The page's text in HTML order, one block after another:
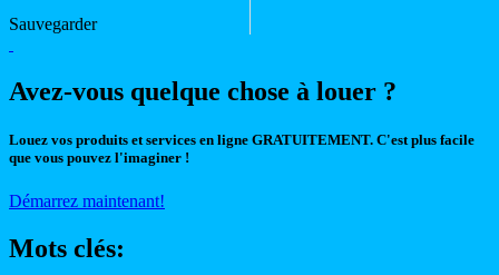
Sauvegarder
Avez-vous quelque chose à louer ?
Louez vos produits et services en ligne GRATUITEMENT. C'est plus facile
que vous pouvez l'imaginer !
Démarrez maintenant!
Mots clés: